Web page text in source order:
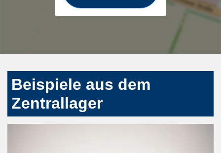
Beispiele aus dem
Zentrallager